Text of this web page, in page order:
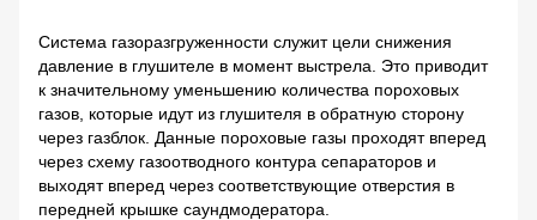
Система газоразгруженности служит цели снижения
давление в глушителе в момент выстрела. Это приводит
к значительному уменьшению количества пороховых
газов, которые идут из глушителя в обратную сторону
через газблок. Данные пороховые газы проходят вперед
через схему газоотводного контура сепараторов и
выходят вперед через соответствующие отверстия в
передней крышке саундмодератора.